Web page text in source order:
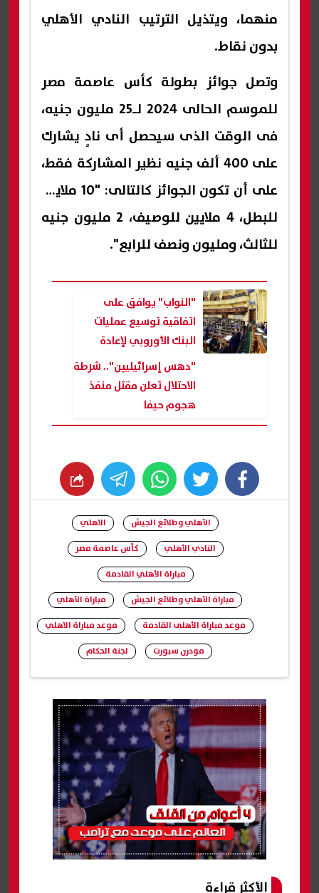
منهما، ويتذيل الترتيب النادي الأهلي
بدون نقاط.
وتصل جوائز بطولة كأس عاصمة مصر
للموسم الحالى 2024 لـ25 مليون جنيه،
فى الوقت الذى سيحصل أى نادٍ يشارك
على 400 ألف جنيه نظير المشاركة فقط،
على أن تكون الجوائز كالتالى: "10 ملايين
للبطل، 4 ملايين للوصيف، 2 مليون جنيه
للثالث، ومليون ونصف للرابع".
"النواب" يوافق على
اتفاقية توسيع عمليات
البنك الأوروبي لإعادة
الإعمار بأفريقيا والعراق
"دهس إسرائيليين".. شرطة
الاحتلال تعلن مقتل منفذ
هجوم حيفا
facebook
twitter
whats
الأهلي وطلائع الجيش
الاهلي
النادي الأهلي
كأس عاصمة مصر
مباراة الأهلي القادمة
مباراة الأهلي وطلائع الجيش
مباراة الأهلي
موعد مباراة الأهلى القادمة
موعد مباراة الاهلي
مودرن سبورت
لجنة الحكام
الأكثر قراءة